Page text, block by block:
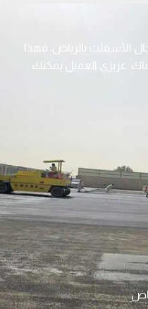
الأسفلت بالرياض، فهذا
عزيزي العميل يمكنك